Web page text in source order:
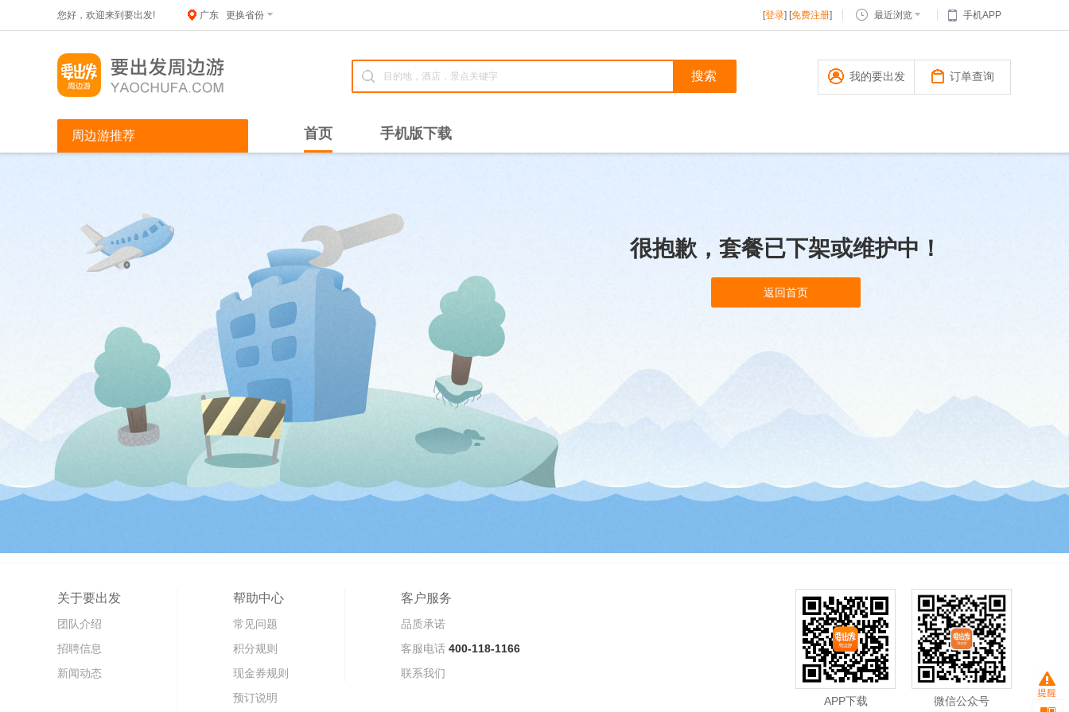
您好，欢迎来到要出发! 广东 更换省份 [登录] [免费注册] 最近浏览 手机APP
我的要出发 订单查询
周边游推荐 首页 手机版下载
很抱歉，套餐已下架或维护中！
返回首页
关于要出发
团队介绍
招聘信息
新闻动态
帮助中心
常见问题
积分规则
现金券规则
预订说明
客户服务
品质承诺
客服电话 400-118-1166
联系我们
APP下载 微信公众号